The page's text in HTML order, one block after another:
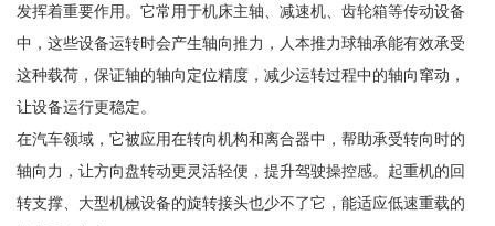
发挥着重要作用。它常用于机床主轴、减速机、齿轮箱等传动设备
中，这些设备运转时会产生轴向推力，人本推力球轴承能有效承受
这种载荷，保证轴的轴向定位精度，减少运转过程中的轴向窜动，
让设备运行更稳定。
在汽车领域，它被应用在转向机构和离合器中，帮助承受转向时的
轴向力，让方向盘转动更灵活轻便，提升驾驶操控感。起重机的回
转支撑、大型机械设备的旋转接头也少不了它，能适应低速重载的